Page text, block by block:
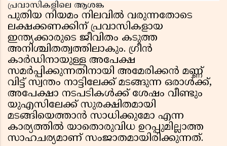
പ്രവാസികളിലെ ആശങ്ക
പുതിയ നിയമം നിലവിൽ വരുന്നതോടെ
ലക്ഷക്കണക്കിന് പ്രവാസികളായ
ഇന്ത്യക്കാരുടെ ജീവിതം കടുത്ത
അനിശ്ചിതത്വത്തിലാകും. ഗ്രീൻ
കാർഡിനായുള്ള അപേക്ഷ
സമർപ്പിക്കുന്നതിനായി അമേരിക്കൻ മണ്ണ്
വിട്ട് സ്വന്തം നാട്ടിലേക്ക് മടങ്ങുന്ന ഒരാൾക്ക്,
അപേക്ഷാ നടപടികൾക്ക് ശേഷം വീണ്ടും
യുഎസിലേക്ക് സുരക്ഷിതമായി
മടങ്ങിയെത്താൻ സാധിക്കുമോ എന്ന
കാര്യത്തിൽ യാതൊരുവിധ ഉറപ്പുമില്ലാത്ത
സാഹചര്യമാണ് സംജാതമായിരിക്കുന്നത്.